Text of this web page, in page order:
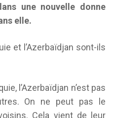
une nouvelle donne
elle.
et l’Azerbaïdjan sont-ils
l’Azerbaïdjan n’est pas
On ne peut pas le
Cela vient de leur